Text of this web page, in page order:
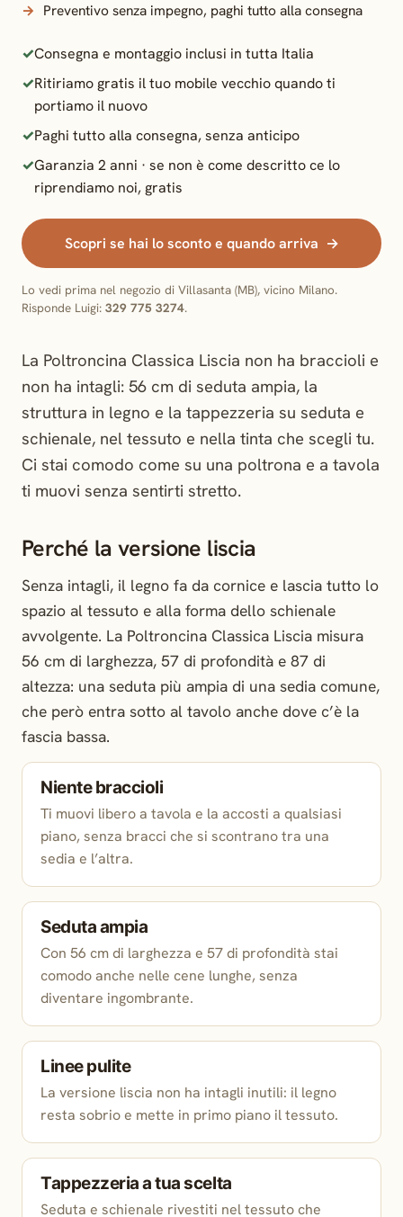
Preventivo senza impegno, paghi tutto alla consegna
Consegna e montaggio inclusi in tutta Italia
Ritiriamo gratis il tuo mobile vecchio quando ti
portiamo il nuovo
Paghi tutto alla consegna, senza anticipo
Garanzia 2 anni · se non è come descritto ce lo
riprendiamo noi, gratis
Scopri se hai lo sconto e quando arriva
Lo vedi prima nel negozio di Villasanta (MB), vicino Milano.
Risponde Luigi: 329 775 3274.
La Poltroncina Classica Liscia non ha braccioli e
non ha intagli: 56 cm di seduta ampia, la
struttura in legno e la tappezzeria su seduta e
schienale, nel tessuto e nella tinta che scegli tu.
Ci stai comodo come su una poltrona e a tavola
ti muovi senza sentirti stretto.
Perché la versione liscia
Senza intagli, il legno fa da cornice e lascia tutto lo
spazio al tessuto e alla forma dello schienale
avvolgente. La Poltroncina Classica Liscia misura
56 cm di larghezza, 57 di profondità e 87 di
altezza: una seduta più ampia di una sedia comune,
che però entra sotto al tavolo anche dove c’è la
fascia bassa.
Niente braccioli
Ti muovi libero a tavola e la accosti a qualsiasi
piano, senza bracci che si scontrano tra una
sedia e l’altra.
Seduta ampia
Con 56 cm di larghezza e 57 di profondità stai
comodo anche nelle cene lunghe, senza
diventare ingombrante.
Linee pulite
La versione liscia non ha intagli inutili: il legno
resta sobrio e mette in primo piano il tessuto.
Tappezzeria a tua scelta
Seduta e schienale rivestiti nel tessuto che